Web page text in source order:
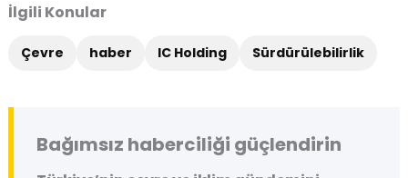
İlgili Konular
Çevre haber IC Holding Sürdürülebilirlik
Bağımsız haberciliği güçlendirin